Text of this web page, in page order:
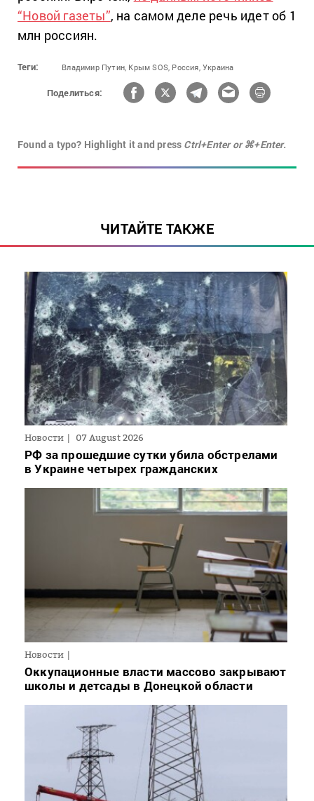
“Новой газеты”, на самом деле речь идет об 1
млн россиян.
Теги: Владимир Путин, Крым SOS, Россия, Украина
Поделиться:
Found a typo? Highlight it and press Ctrl+Enter or ⌘+Enter.
ЧИТАЙТЕ ТАКЖЕ
Новости 07 August 2026
РФ за прошедшие сутки убила обстрелами
в Украине четырех гражданских
Новости
Оккупационные власти массово закрывают
школы и детсады в Донецкой области